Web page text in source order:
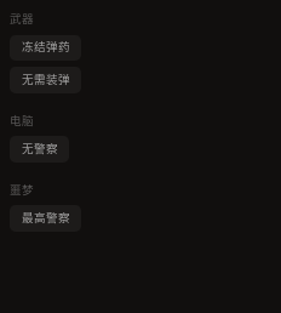
武器
冻结弹药
无需装弹
电脑
无警察
噩梦
最高警察